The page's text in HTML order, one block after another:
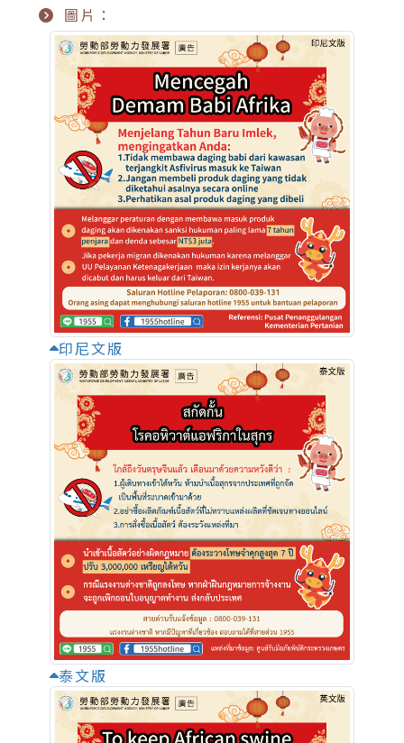
圖片：
印尼文版
泰文版